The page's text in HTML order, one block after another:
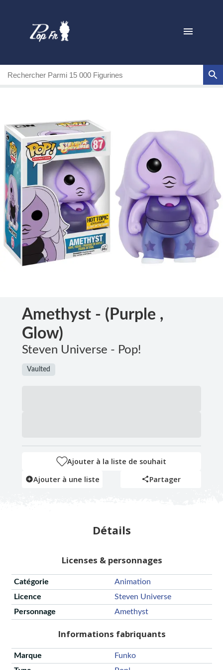
Amethyst - (Purple ,
Glow)
Steven Universe - Pop!
Vaulted
Ajouter à la liste de souhait
Ajouter à une liste
Partager
Détails
Licenses & personnages
Catégorie
Animation
Licence
Steven Universe
Personnage
Amethyst
Informations fabriquants
Marque
Funko